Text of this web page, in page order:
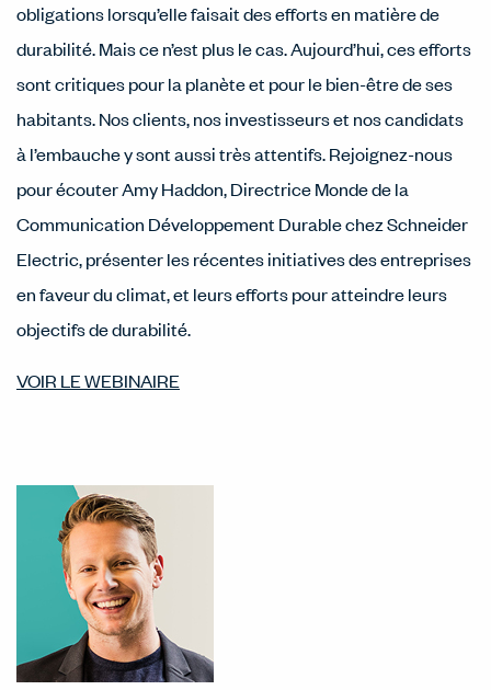
obligations lorsqu’elle faisait des efforts en matière de
durabilité. Mais ce n’est plus le cas. Aujourd’hui, ces efforts
sont critiques pour la planète et pour le bien-être de ses
habitants. Nos clients, nos investisseurs et nos candidats
à l’embauche y sont aussi très attentifs. Rejoignez-nous
pour écouter Amy Haddon, Directrice Monde de la
Communication Développement Durable chez Schneider
Electric, présenter les récentes initiatives des entreprises
en faveur du climat, et leurs efforts pour atteindre leurs
objectifs de durabilité.
VOIR LE WEBINAIRE